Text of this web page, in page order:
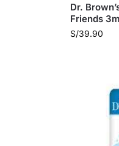
Dr.
Friends
S/39.90